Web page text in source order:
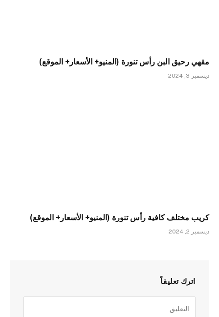
مقهي رحيق البن رأس تنورة (المنيو+ الأسعار+ الموقع)
ديسمبر 3, 2024
كريب مختلف كافية رأس تنورة (المنيو+ الأسعار+ الموقع)
ديسمبر 2, 2024
اترك تعليقاً